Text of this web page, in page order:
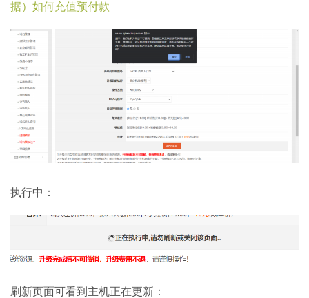
据）如何充值预付款
执行中：
刷新页面可看到主机正在更新：